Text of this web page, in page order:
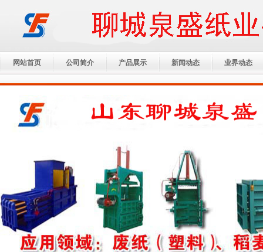
网站首页 公司简介 产品展示 新闻动态 业界动态